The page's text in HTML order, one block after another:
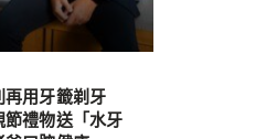
再用牙籤剃牙
節禮物送「水牙